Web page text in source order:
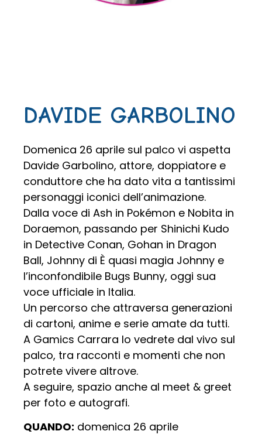
DAVIDE GARBOLINO
Domenica 26 aprile sul palco vi aspetta
Davide Garbolino, attore, doppiatore e
conduttore che ha dato vita a tantissimi
personaggi iconici dell’animazione.
Dalla voce di Ash in Pokémon e Nobita in
Doraemon, passando per Shinichi Kudo
in Detective Conan, Gohan in Dragon
Ball, Johnny di È quasi magia Johnny e
l’inconfondibile Bugs Bunny, oggi sua
voce ufficiale in Italia.
Un percorso che attraversa generazioni
di cartoni, anime e serie amate da tutti.
A Gamics Carrara lo vedrete dal vivo sul
palco, tra racconti e momenti che non
potrete vivere altrove.
A seguire, spazio anche al meet & greet
per foto e autografi.
QUANDO: domenica 26 aprile